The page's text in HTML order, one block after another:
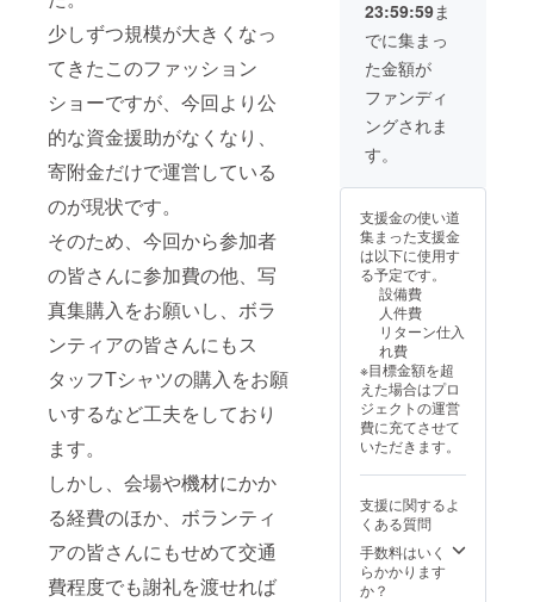
少しずつ規模が大きくなっ
てきたこのファッション
ショーですが、今回より公
的な資金援助がなくなり、
寄附金だけで運営している
のが現状です。
そのため、今回から参加者
の皆さんに参加費の他、写
真集購入をお願いし、ボラ
ンティアの皆さんにもス
タッフTシャツの購入をお願
いするなど工夫をしており
ます。
しかし、会場や機材にかか
る経費のほか、ボランティ
アの皆さんにもせめて交通
費程度でも謝礼を渡せれば
クネー
ム）を
掲載し
ます。
・掲載
方法：
ロゴ／
可（事
前提出
をお願
いしま
す）
【グッ
ズ（衣
類）】
うきう
き
ファッ
ション
ショー
キャラ
クター
のTシャ
供しま
す。 ・
サイズ
展開：
せてい
ただき
ます。
【お名
前掲載
１】
ショー
像に、
様のお
名前
（ニッ
クネー
ム）を
掲載し
ます。
方法：
ロゴ／
バナー
の掲載
可（事
前提出
いしま
す） ・
支援
時、必
ず備考
23:59:59ま
でに集まっ
た金額が
ファンディ
ングされま
す。
支援金の使い道
集まった支援金
は以下に使用す
る予定です。
設備費
人件費
リターン仕入
れ費
※目標金額を超
えた場合はプロ
ジェクトの運営
費に充てさせて
いただきます。
支援に関するよ
くある質問
手数料はいく
らかかります
か？